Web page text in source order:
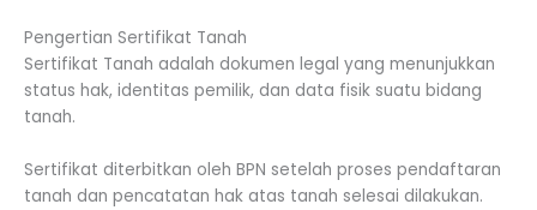
Pengertian Sertifikat Tanah
Sertifikat Tanah adalah dokumen legal yang menunjukkan
status hak, identitas pemilik, dan data fisik suatu bidang
tanah.
Sertifikat diterbitkan oleh BPN setelah proses pendaftaran
tanah dan pencatatan hak atas tanah selesai dilakukan.